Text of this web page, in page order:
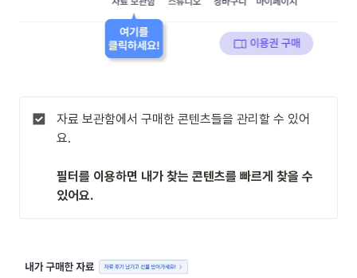
자료 보관함에서 구매한 콘텐츠들을 관리할 수 있어
요.
필터를 이용하면 내가 찾는 콘텐츠를 빠르게 찾을 수
있어요.